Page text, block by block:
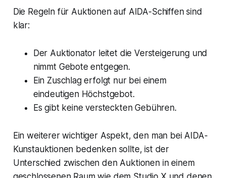
Die Regeln für Auktionen auf AIDA-Schiffen sind
klar:
Der Auktionator leitet die Versteigerung und
nimmt Gebote entgegen.
Ein Zuschlag erfolgt nur bei einem
eindeutigen Höchstgebot.
Es gibt keine versteckten Gebühren.
Ein weiterer wichtiger Aspekt, den man bei AIDA-
Kunstauktionen bedenken sollte, ist der
Unterschied zwischen den Auktionen in einem